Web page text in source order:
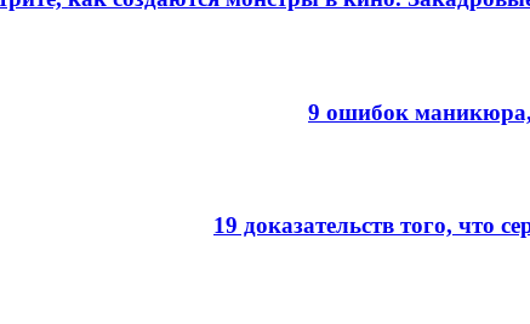
9 ошибок
19 доказательств того, что